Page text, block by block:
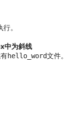
。
中为斜线
hello_word文件。